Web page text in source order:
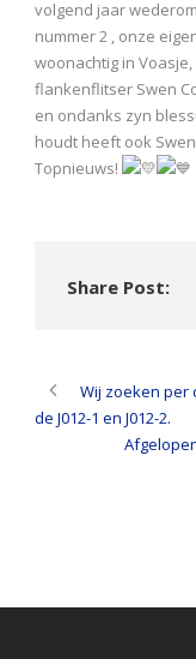
volgend jaar
nummer 2 , onze
woonachtig in
flankenflitser Swen
en ondanks zyn
houdt heeft ook
Topnieuws!
Share Post:
Wij zoeken per
de J012-1 en J012-2.